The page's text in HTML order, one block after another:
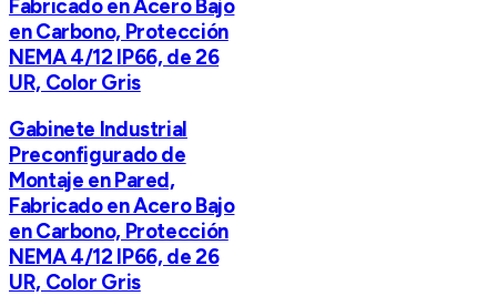
Fabricado en Acero Bajo
en Carbono, Protección
NEMA 4/12 IP66, de 26
UR, Color Gris
Gabinete Industrial
Preconfigurado de
Montaje en Pared,
Fabricado en Acero Bajo
en Carbono, Protección
NEMA 4/12 IP66, de 26
UR, Color Gris